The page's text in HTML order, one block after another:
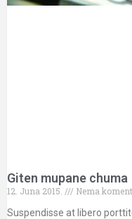
Giten mupane chuma
12. Juna 2015.
Nema
Suspendisse at libero